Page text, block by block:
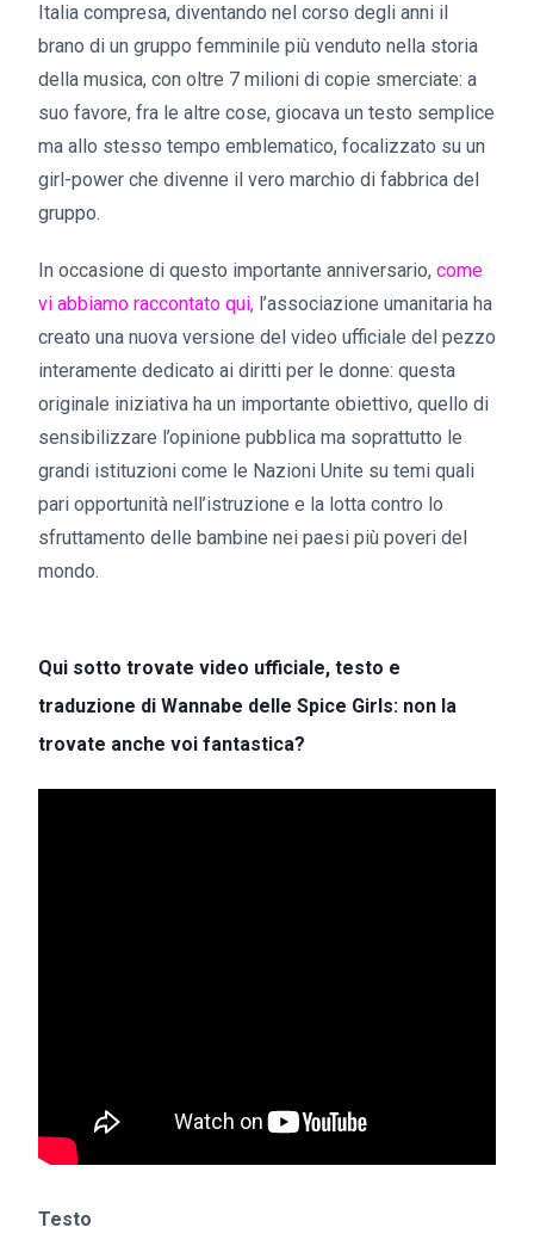
Italia compresa, diventando nel corso degli anni il
brano di un gruppo femminile più venduto nella storia
della musica, con oltre 7 milioni di copie smerciate: a
suo favore, fra le altre cose, giocava un testo semplice
ma allo stesso tempo emblematico, focalizzato su un
girl-power che divenne il vero marchio di fabbrica del
gruppo.
In occasione di questo importante anniversario, come
vi abbiamo raccontato qui, l’associazione umanitaria ha
creato una nuova versione del video ufficiale del pezzo
interamente dedicato ai diritti per le donne: questa
originale iniziativa ha un importante obiettivo, quello di
sensibilizzare l’opinione pubblica ma soprattutto le
grandi istituzioni come le Nazioni Unite su temi quali
pari opportunità nell’istruzione e la lotta contro lo
sfruttamento delle bambine nei paesi più poveri del
mondo.
Qui sotto trovate video ufficiale, testo e
traduzione di Wannabe delle Spice Girls: non la
trovate anche voi fantastica?
Testo